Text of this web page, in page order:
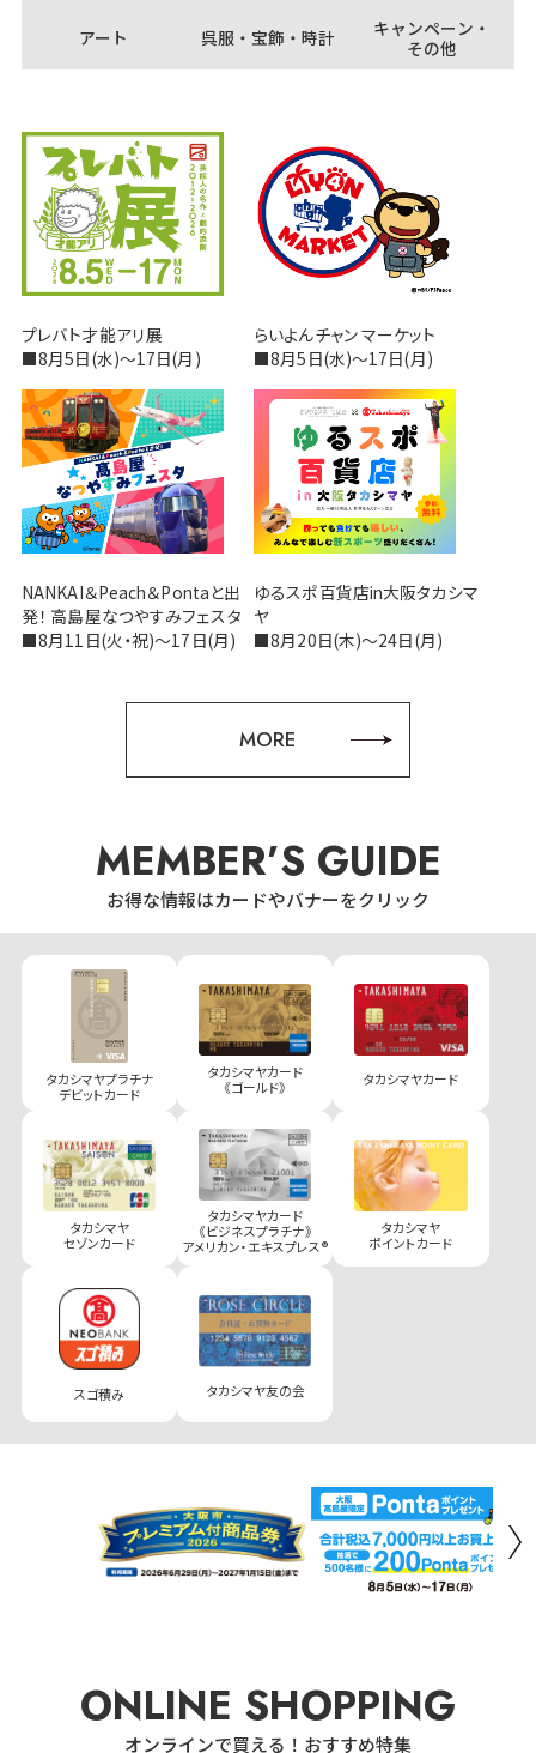
アート 呉服・宝飾・時計
キャンペーン・
その他
プレバト才能アリ展
■8月5日(水)～17日(月)
らいよんチャン マーケット
■8月5日(水)～17日(月)
NANKAI＆Peach＆Pontaと出
発！ 高島屋なつやすみフェスタ
■8月11日(火・祝)～17日(月)
ゆるスポ百貨店in大阪タカシマ
ヤ
■8月20日(木)～24日(月)
MORE
MEMBER’S GUIDE
お得な情報はカードやバナーをクリック
タカシマヤプラチナ
デビットカード
タカシマヤカード
《ゴールド》
タカシマヤカード
タカシマヤ
セゾンカード
タカシマヤカード
《ビジネスプラチナ》
アメリカン・エキスプレス®
タカシマヤ
ポイントカード
スゴ積み タカシマヤ友の会
ONLINE SHOPPING
オンラインで買える！おすすめ特集